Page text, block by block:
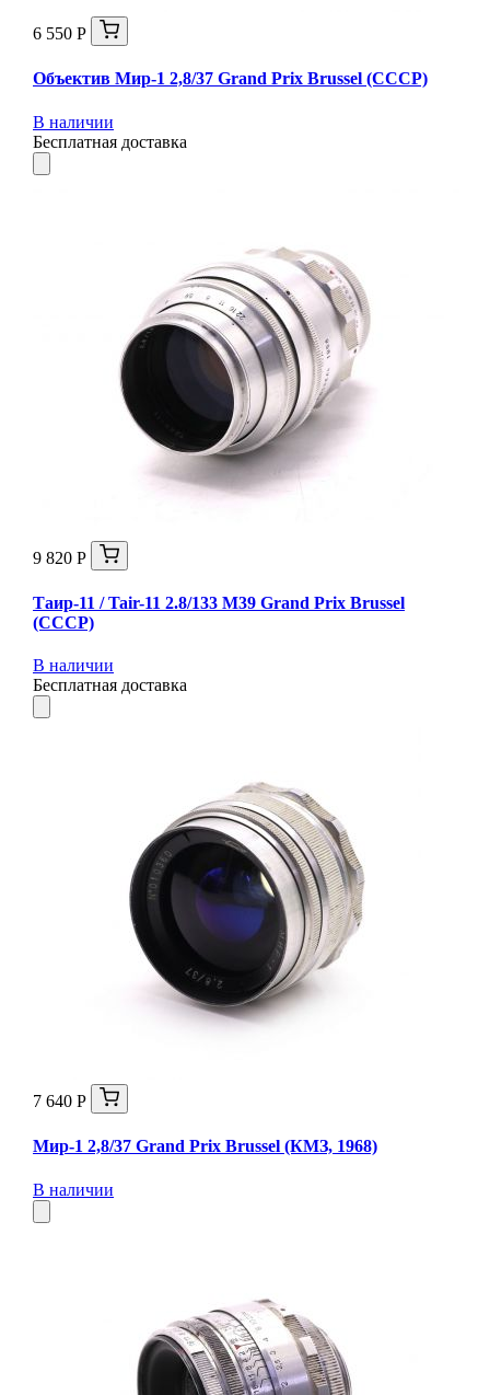
6 550 Р
Объектив Мир-1 2,8/37 Grand Prix Brussel (СССР)
В наличии
Бесплатная доставка
9 820 Р
Таир-11 / Tair-11 2.8/133 M39 Grand Prix Brussel
(СССР)
В наличии
Бесплатная доставка
7 640 Р
Мир-1 2,8/37 Grand Prix Brussel (КМЗ, 1968)
В наличии